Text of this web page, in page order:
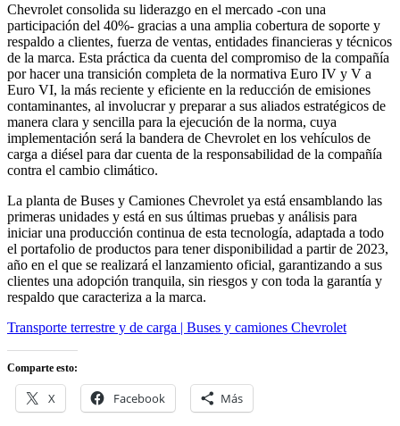
Chevrolet consolida su liderazgo en el mercado -con una
participación del 40%- gracias a una amplia cobertura de soporte y
respaldo a clientes, fuerza de ventas, entidades financieras y técnicos
de la marca. Esta práctica da cuenta del compromiso de la compañía
por hacer una transición completa de la normativa Euro IV y V a
Euro VI, la más reciente y eficiente en la reducción de emisiones
contaminantes, al involucrar y preparar a sus aliados estratégicos de
manera clara y sencilla para la ejecución de la norma, cuya
implementación será la bandera de Chevrolet en los vehículos de
carga a diésel para dar cuenta de la responsabilidad de la compañía
contra el cambio climático.
La planta de Buses y Camiones Chevrolet ya está ensamblando las
primeras unidades y está en sus últimas pruebas y análisis para
iniciar una producción continua de esta tecnología, adaptada a todo
el portafolio de productos para tener disponibilidad a partir de 2023,
año en el que se realizará el lanzamiento oficial, garantizando a sus
clientes una adopción tranquila, sin riesgos y con toda la garantía y
respaldo que caracteriza a la marca.
Transporte terrestre y de carga | Buses y camiones Chevrolet
Comparte esto:
X Facebook Más